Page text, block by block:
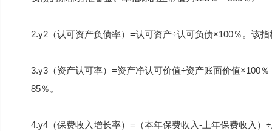
2.y2（认可资产负债率）=认可资产÷认可负债×100％。该
3.y3（资产认可率）=资产净认可价值÷资产账面价值×100
85％。
4.y4（保费收入增长率）=（本年保费收入-上年保费收入